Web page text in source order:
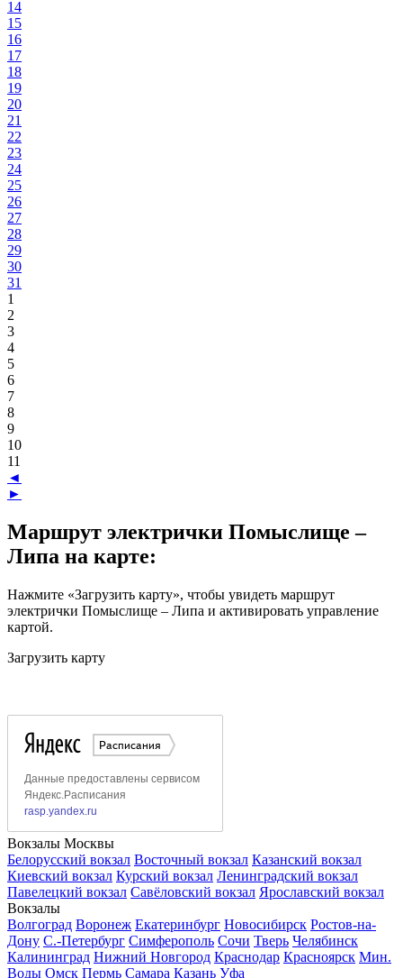
14
15
16
17
18
19
20
21
22
23
24
25
26
27
28
29
30
31
1
2
3
4
5
6
7
8
9
10
11
◄
►
Маршрут электрички Помыслище –
Липа на карте:
Нажмите «Загрузить карту», чтобы увидеть маршрут
электрички Помыслище – Липа и активировать управление
картой.
Загрузить карту
Вокзалы Москвы
Белорусский вокзал Восточный вокзал Казанский вокзал
Киевский вокзал Курский вокзал Ленинградский вокзал
Павелецкий вокзал Савёловский вокзал Ярославский вокзал
Вокзалы
Волгоград Воронеж Екатеринбург Новосибирск Ростов-на-
Дону С.-Петербург Симферополь Сочи Тверь Челябинск
Калининград Нижний Новгород Краснодар Красноярск Мин.
Воды Омск Пермь Самара Казань Уфа